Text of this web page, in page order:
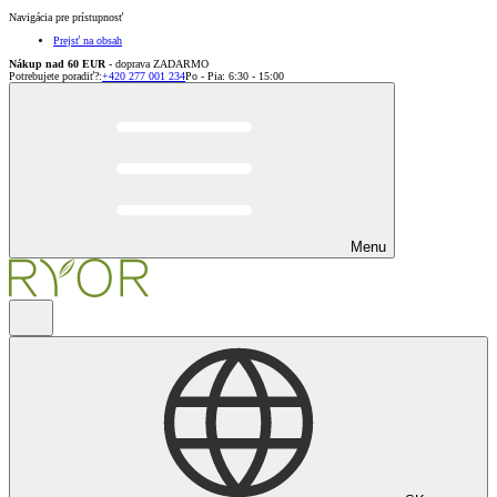
Navigácia pre prístupnosť
Prejsť na obsah
Nákup nad 60 EUR - doprava ZADARMO
Potrebujete poradiť?:+420 277 001 234Po - Pia: 6:30 - 15:00
Menu